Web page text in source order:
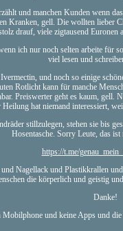
und manchen Kunden wenn
Kranken, gell. Die wollten lieber
drauf, viele zigtausend
ich nur noch selten arbeite für
viel lesen und
und noch so einige
Rotlicht kann für manche
Preiswerter geht es kaum,
hat niemand interessiert,
stillzulegen, stehen sie bis
Hosentasche. Sorry Leute, das
https://t.me/
Nagellack und Plastikkrallen
die körperlich und geistig
Danke!
und keine Apps und